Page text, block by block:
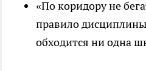
«По коридору не
правило
обходится ни одна